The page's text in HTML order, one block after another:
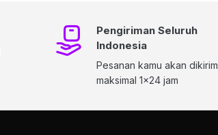
Pengiriman Seluruh
Indonesia
Pesanan kamu akan dikirim
maksimal 1x24 jam